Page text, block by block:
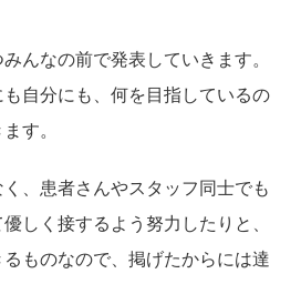
んなの前で発表していきます。
自分にも、何を目指しているの
す。
、患者さんやスタッフ同士でも
しく接するよう努力したりと、
ものなので、掲げたからには達